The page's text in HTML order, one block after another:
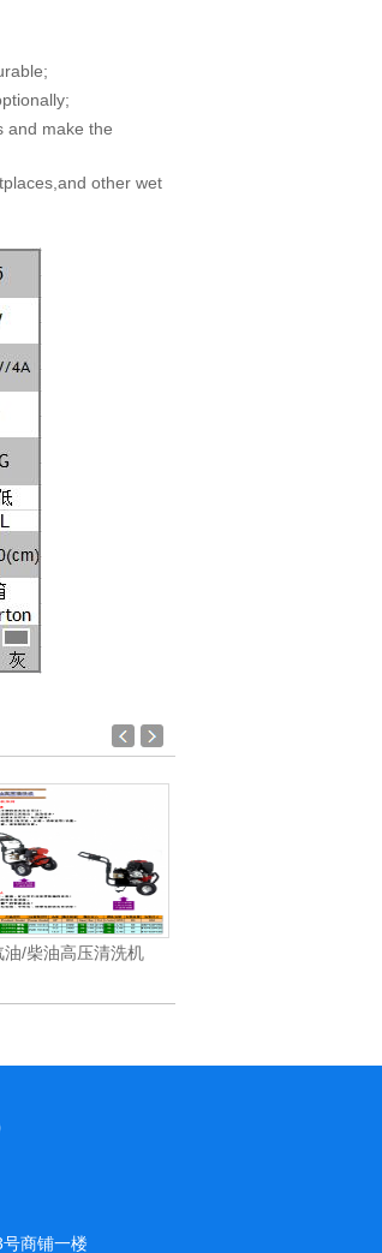
and make the
other wet
油/柴油高压清洗机
商铺一楼